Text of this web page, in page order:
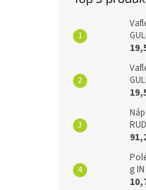
g